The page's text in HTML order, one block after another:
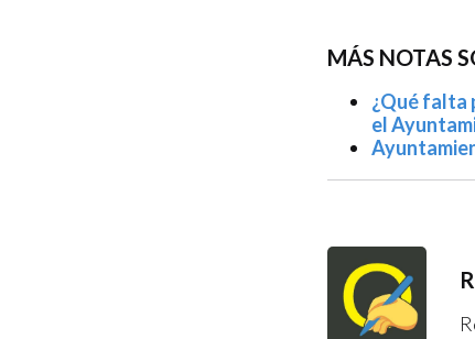
MÁS NOTAS
¿Qué falta
el